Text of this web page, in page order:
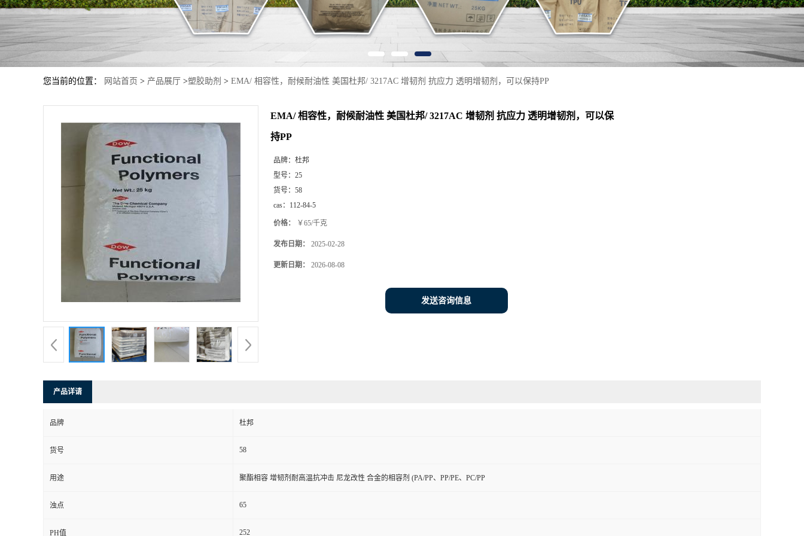
您当前的位置： 网站首页 > 产品展厅 >塑胶助剂 > EMA/ 相容性，耐候耐油性 美国杜邦/ 3217AC 增韧剂 抗应力 透明增韧剂，可以保持PP
EMA/ 相容性，耐候耐油性 美国杜邦/ 3217AC 增韧剂 抗应力 透明增韧剂，可以保
持PP
品牌： 杜邦
型号： 25
货号： 58
cas： 112-84-5
价格： ￥65/千克
发布日期： 2025-02-28
更新日期： 2026-08-08
发送咨询信息
产品详请
品牌 杜邦
货号 58
用途 聚酯相容 增韧剂耐高温抗冲击 尼龙改性 合金的相容剂 (PA/PP、PP/PE、PC/PP
浊点 65
PH值 252